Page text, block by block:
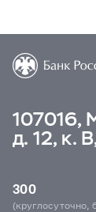
107016,
д. 12, к.
300
(круглосуточно,